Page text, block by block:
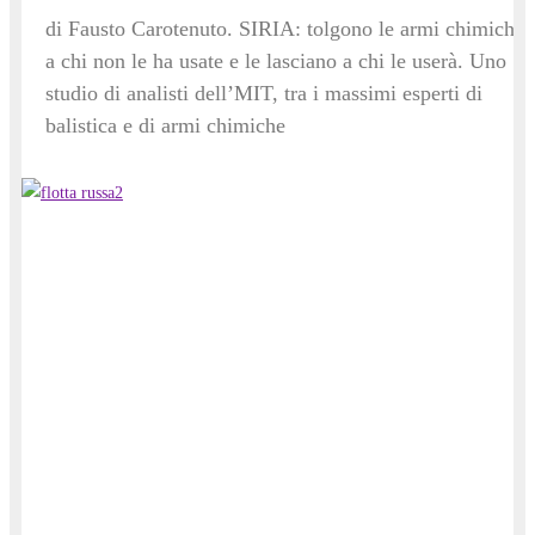
di Fausto Carotenuto. SIRIA: tolgono le armi chimiche
a chi non le ha usate e le lasciano a chi le userà. Uno
studio di analisti dell’MIT, tra i massimi esperti di
balistica e di armi chimiche